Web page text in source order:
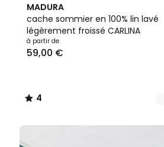
MADURA
cache sommier en 100% lin lavé
légèrement froissé CARLINA
à partir de
59,00 €
4
/
5
9
Couleurs
4
/